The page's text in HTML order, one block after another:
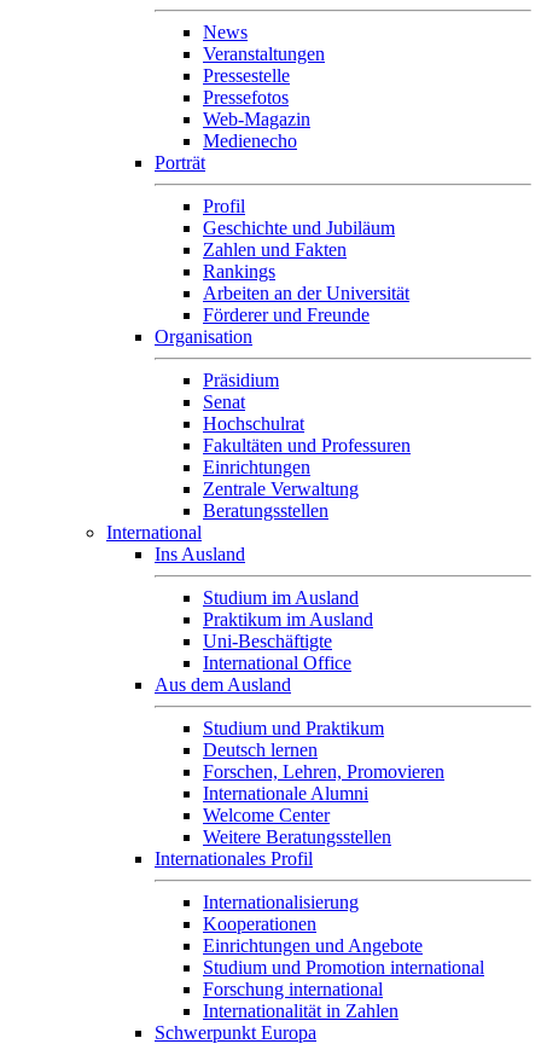
News
Veranstaltungen
Pressestelle
Pressefotos
Web-Magazin
Medienecho
Porträt
Profil
Geschichte und Jubiläum
Zahlen und Fakten
Rankings
Arbeiten an der Universität
Förderer und Freunde
Organisation
Präsidium
Senat
Hochschulrat
Fakultäten und Professuren
Einrichtungen
Zentrale Verwaltung
Beratungsstellen
International
Ins Ausland
Studium im Ausland
Praktikum im Ausland
Uni-Beschäftigte
International Office
Aus dem Ausland
Studium und Praktikum
Deutsch lernen
Forschen, Lehren, Promovieren
Internationale Alumni
Welcome Center
Weitere Beratungsstellen
Internationales Profil
Internationalisierung
Kooperationen
Einrichtungen und Angebote
Studium und Promotion international
Forschung international
Internationalität in Zahlen
Schwerpunkt Europa